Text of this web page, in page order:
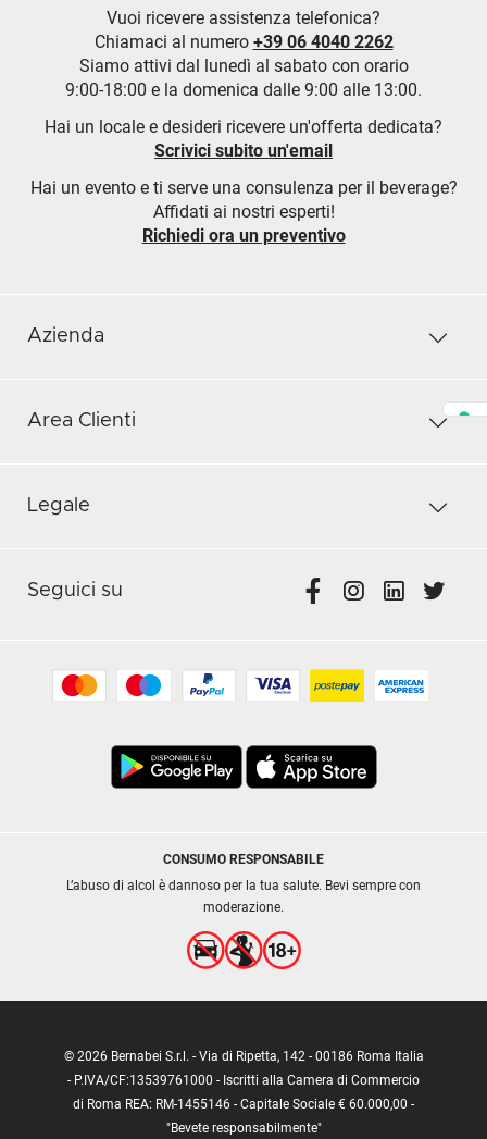
Vuoi ricevere assistenza telefonica?
Chiamaci al numero +39 06 4040 2262
Siamo attivi dal lunedì al sabato con orario
9:00-18:00 e la domenica dalle 9:00 alle 13:00.
Hai un locale e desideri ricevere un'offerta dedicata?
Scrivici subito un'email
Hai un evento e ti serve una consulenza per il beverage?
Affidati ai nostri esperti!
Richiedi ora un preventivo
Azienda
Area Clienti
Legale
Seguici su
CONSUMO RESPONSABILE
L’abuso di alcol è dannoso per la tua salute. Bevi sempre con
moderazione.
© 2026 Bernabei S.r.l. - Via di Ripetta, 142 - 00186 Roma Italia
- P.IVA/CF:13539761000 - Iscritti alla Camera di Commercio
di Roma REA: RM-1455146 - Capitale Sociale € 60.000,00 -
"Bevete responsabilmente"